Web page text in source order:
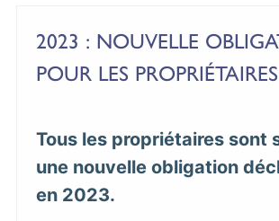
2023 : NOUVELLE
POUR LES PROPRIÉTAIRES
Tous les propriétaires sont
une nouvelle obligation
en 2023.